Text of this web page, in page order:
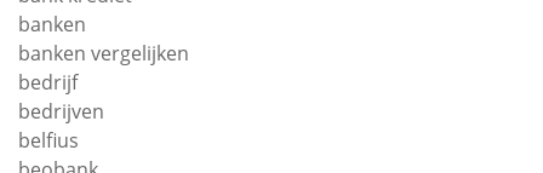
banken
banken vergelijken
bedrijf
bedrijven
belfius